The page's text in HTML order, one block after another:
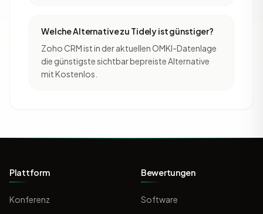
Welche Alternative zu Tidely ist günstiger?
Zoho CRM ist in der aktuellen OMKI-Datenlage
die günstigste sichtbar bepreiste Alternative
mit Kostenlos.
Plattform
Konferenz
Bewertungen
Software